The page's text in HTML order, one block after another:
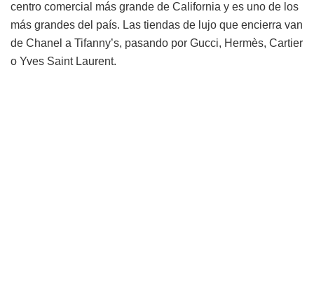
centro comercial más grande de California y es uno de los
más grandes del país. Las tiendas de lujo que encierra van
de Chanel a Tifanny’s, pasando por Gucci, Hermès, Cartier
o Yves Saint Laurent.